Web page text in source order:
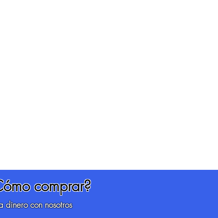
comprar?
dinero con nosotros